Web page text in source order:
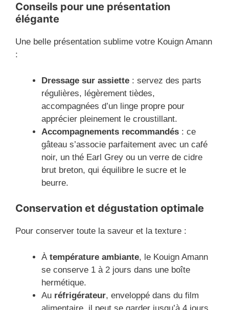
Conseils pour une présentation
élégante
Une belle présentation sublime votre Kouign Amann
:
Dressage sur assiette : servez des parts
régulières, légèrement tièdes,
accompagnées d’un linge propre pour
apprécier pleinement le croustillant.
Accompagnements recommandés : ce
gâteau s’associe parfaitement avec un café
noir, un thé Earl Grey ou un verre de cidre
brut breton, qui équilibre le sucre et le
beurre.
Conservation et dégustation optimale
Pour conserver toute la saveur et la texture :
À température ambiante, le Kouign Amann
se conserve 1 à 2 jours dans une boîte
hermétique.
Au réfrigérateur, enveloppé dans du film
alimentaire, il peut se garder jusqu’à 4 jours,